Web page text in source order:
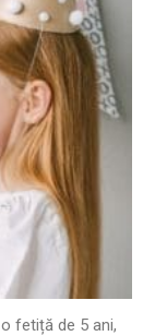
fetiță de 5 ani,